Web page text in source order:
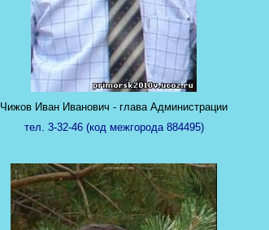
Чижов Иван Иванович - глава Администрации
тел. 3-32-46 (код межгорода 884495)